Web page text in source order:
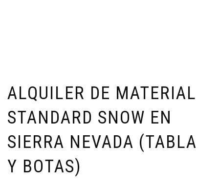
ALQUILER DE MATERIAL
STANDARD SNOW EN
SIERRA NEVADA (TABLA
Y BOTAS)